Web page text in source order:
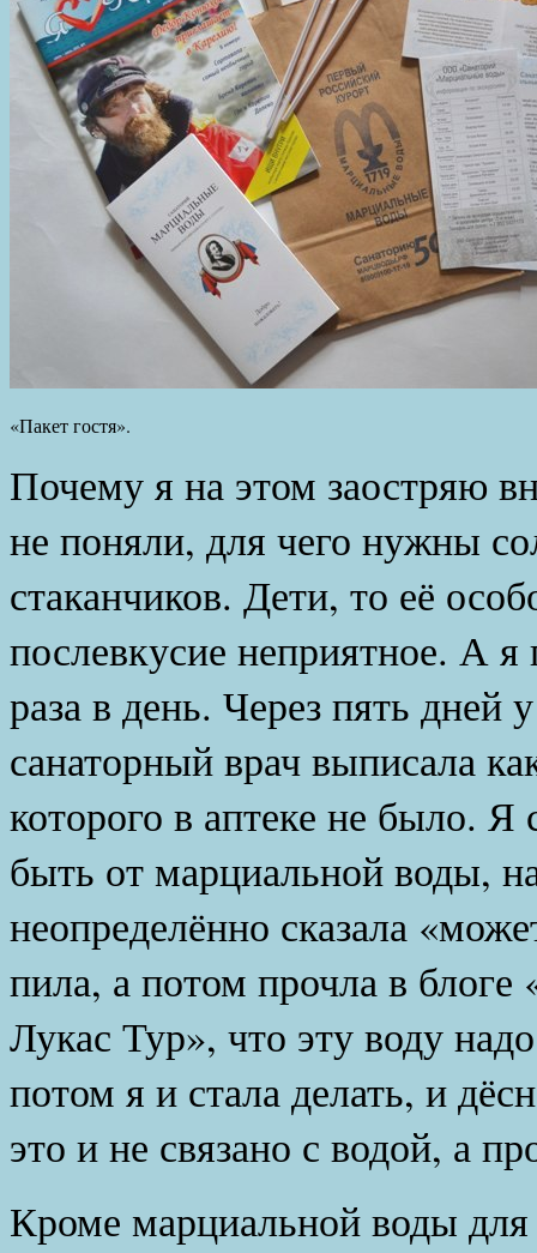
«Пакет гостя».
Почему я на этом заостряю
не поняли, для чего нужны
стаканчиков. Дети, то её
послевкусие неприятное. А
раза в день. Через пять дней
санаторный врач выписала
которого в аптеке не было.
быть от марциальной воды,
неопределённо сказала
пила, а потом прочла в
Лукас Тур», что эту воду
потом я и стала делать, и
это и не связано с водой, а
Кроме марциальной воды для